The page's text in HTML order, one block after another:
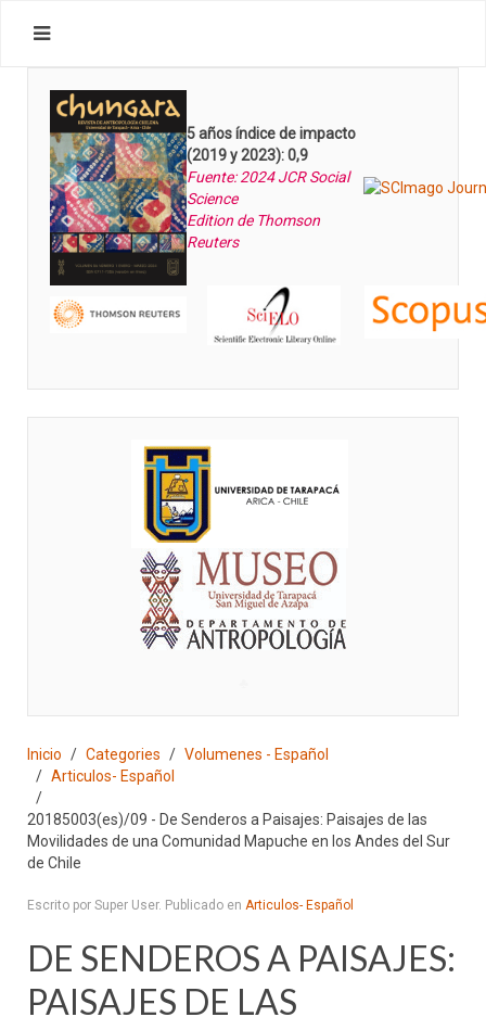
5 años índice de impacto
(2019 y 2023): 0,9
Fuente: 2024 JCR Social
Science
Edition de Thomson
Reuters
Inicio Categories
Volumenes - Español
Articulos- Español
20185003(es)/09 - De Senderos a Paisajes: Paisajes de las
Movilidades de una Comunidad Mapuche en los Andes del Sur
de Chile
Escrito por Super User. Publicado en Articulos- Español
DE SENDEROS A PAISAJES:
PAISAJES DE LAS